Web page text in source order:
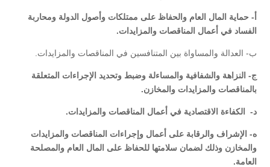
‌أ- حماية المال العام والحفاظ على ممتلكات وأصول الدولة ومحاربة
الفساد في أعمال المناقصات والمزايدات.
‌ب- العدالة والمساواة بين المتنافسين في المناقصات والمزايدات.
‌ج- النزاهة والشفافية والمساءلة وضبط وتحديد الإجراءات المتعلقة
بالمناقصات والمزايدات والمخازن.
‌د- الكفاءة الاقتصادية في أعمال المناقصات والمزايدات.
‌ه- الإشراف والرقابة على أعمال وإجراءات المناقصات والمزايدات
والمخازن وذلك لضمان سلامتها للحفاظ على المال العام والمصلحة
العامة.